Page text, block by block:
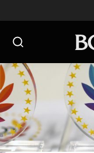
al
contenuto